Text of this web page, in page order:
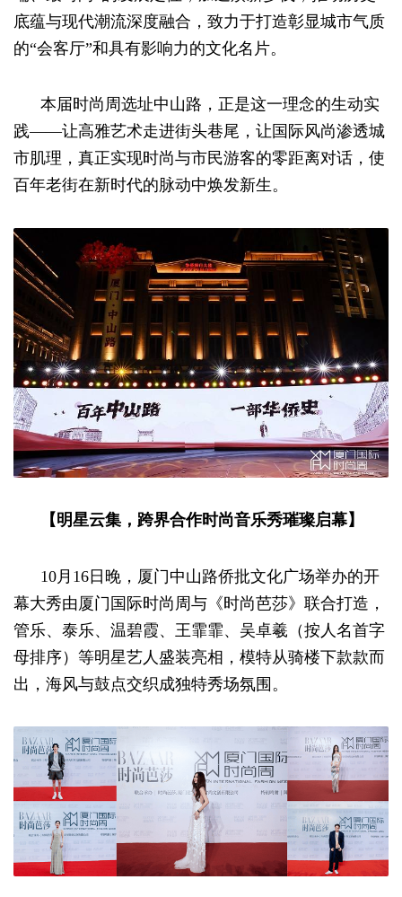
底蕴与现代潮流深度融合，致力于打造彰显城市气质
的“会客厅”和具有影响力的文化名片。
本届时尚周选址中山路，正是这一理念的生动实
践——让高雅艺术走进街头巷尾，让国际风尚渗透城
市肌理，真正实现时尚与市民游客的零距离对话，使
百年老街在新时代的脉动中焕发新生。
【明星云集，跨界合作时尚音乐秀璀璨启幕】
10月16日晚，厦门中山路侨批文化广场举办的开
幕大秀由厦门国际时尚周与《时尚芭莎》联合打造，
管乐、泰乐、温碧霞、王霏霏、吴卓羲（按人名首字
母排序）等明星艺人盛装亮相，模特从骑楼下款款而
出，海风与鼓点交织成独特秀场氛围。